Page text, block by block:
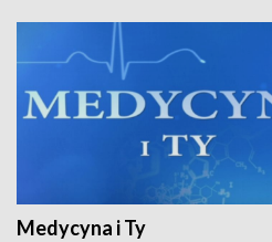
Medycyna i Ty